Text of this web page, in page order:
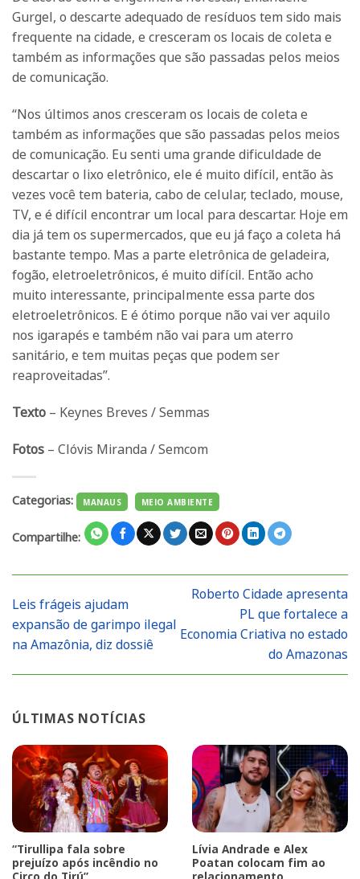
Gurgel, o descarte adequado de resíduos tem sido mais
frequente na cidade, e cresceram os locais de coleta e
também as informações que são passadas pelos meios
de comunicação.
“Nos últimos anos cresceram os locais de coleta e
também as informações que são passadas pelos meios
de comunicação. Eu senti uma grande dificuldade de
descartar o lixo eletrônico, ele é muito difícil, então às
vezes você tem bateria, cabo de celular, teclado, mouse,
TV, e é difícil encontrar um local para descartar. Hoje em
dia já tem os supermercados, que eu já faço a coleta há
bastante tempo. Mas a parte eletrônica de geladeira,
fogão, eletroeletrônicos, é muito difícil. Então acho
muito interessante, principalmente essa parte dos
eletroeletrônicos. E é ótimo porque não vai ver aquilo
nos igarapés e também não vai para um aterro
sanitário, e tem muitas peças que podem ser
reaproveitadas”.
Texto – Keynes Breves / Semmas
Fotos – Clóvis Miranda / Semcom
Categorias: MANAUS MEIO AMBIENTE
Compartilhe:
Leis frágeis ajudam
expansão de garimpo ilegal
na Amazônia, diz dossiê
Roberto Cidade apresenta
PL que fortalece a
Economia Criativa no estado
do Amazonas
ÚLTIMAS NOTÍCIAS
“Tirullipa fala sobre
prejuízo após incêndio no
Lívia Andrade e Alex
Poatan colocam fim ao